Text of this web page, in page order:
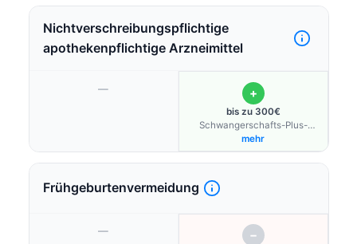
Nichtverschreibungspflichtige
apothekenpflichtige Arzneimittel
— +
bis zu 300€
Schwangerschafts-Plus-
Budget
mehr
Frühgeburtenvermeidung
— −